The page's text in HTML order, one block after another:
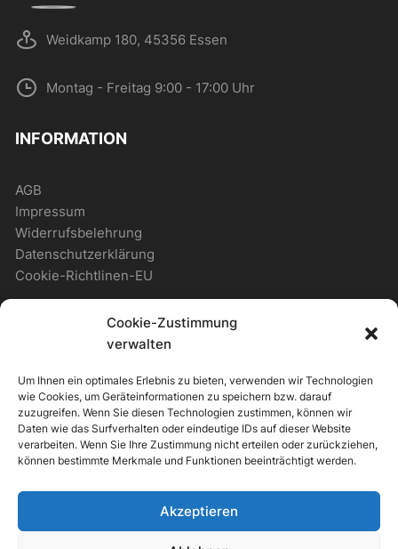
Cookie-Zustimmung
verwalten
Um Ihnen ein optimales Erlebnis zu bieten, verwenden wir Technologien
wie Cookies, um Geräteinformationen zu speichern bzw. darauf
zuzugreifen. Wenn Sie diesen Technologien zustimmen, können wir
Daten wie das Surfverhalten oder eindeutige IDs auf dieser Website
verarbeiten. Wenn Sie Ihre Zustimmung nicht erteilen oder zurückziehen,
können bestimmte Merkmale und Funktionen beeinträchtigt werden.
Akzeptieren
Weidkamp 180, 45356 Essen
Montag - Freitag 9:00 - 17:00 Uhr
INFORMATION
AGB
Impressum
Widerrufsbelehrung
Datenschutzerklärung
Cookie-Richtlinen-EU
WICHTIGES
Zahlungsmöglichkeiten
Versandmöglichkeiten
Newsletter
ALLGEMEIN